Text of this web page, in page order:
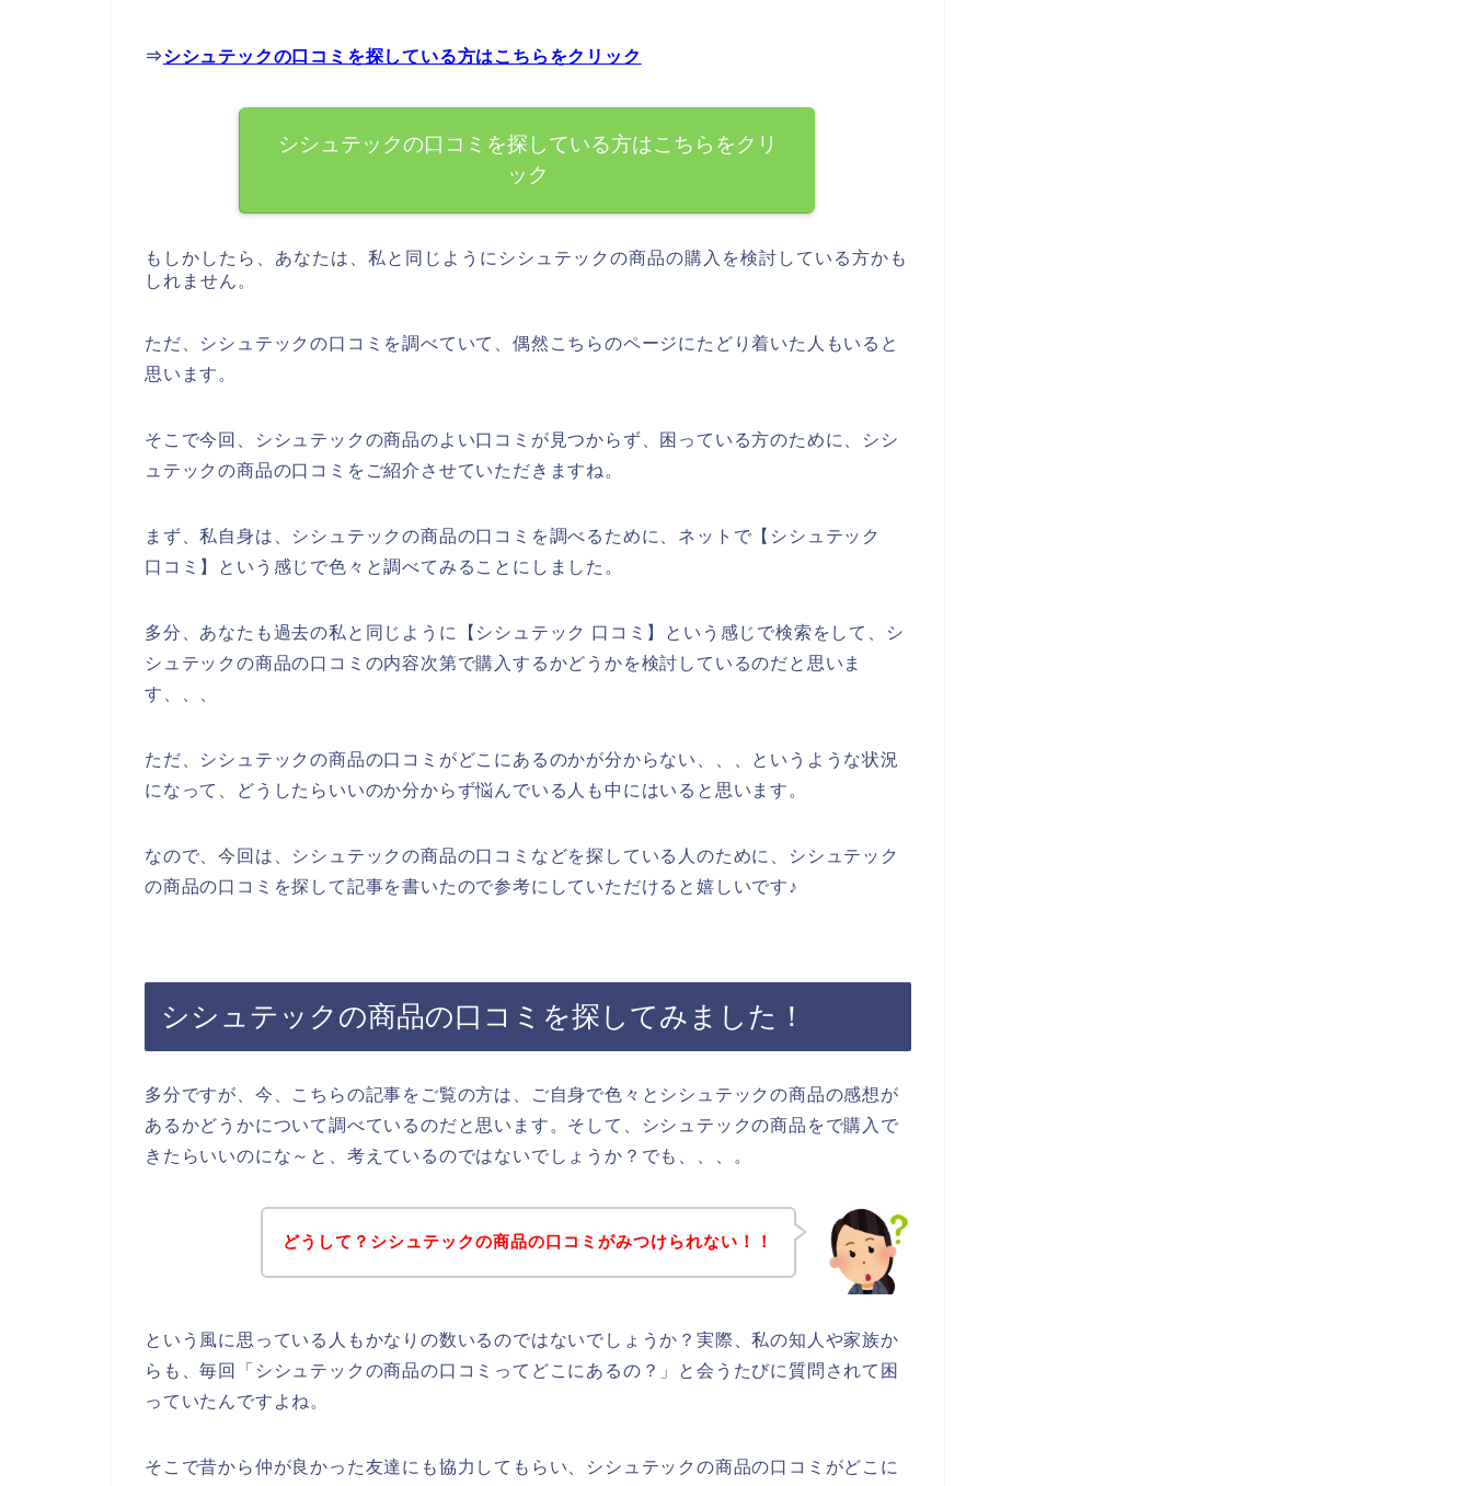
⇒シシュテックの口コミを探している方はこちらをクリック
シシュテックの口コミを探している方はこちらをクリ
ック
もしかしたら、あなたは、私と同じようにシシュテックの商品の購入を検討している方かも
しれません。
ただ、シシュテックの口コミを調べていて、偶然こちらのページにたどり着いた人もいると
思います。
そこで今回、シシュテックの商品のよい口コミが見つからず、困っている方のために、シシ
ュテックの商品の口コミをご紹介させていただきますね。
まず、私自身は、シシュテックの商品の口コミを調べるために、ネットで【シシュテック
口コミ】という感じで色々と調べてみることにしました。
多分、あなたも過去の私と同じように【シシュテック 口コミ】という感じで検索をして、シ
シュテックの商品の口コミの内容次第で購入するかどうかを検討しているのだと思いま
す、、、
ただ、シシュテックの商品の口コミがどこにあるのかが分からない、、、というような状況
になって、どうしたらいいのか分からず悩んでいる人も中にはいると思います。
なので、今回は、シシュテックの商品の口コミなどを探している人のために、シシュテック
の商品の口コミを探して記事を書いたので参考にしていただけると嬉しいです♪
シシュテックの商品の口コミを探してみました！
多分ですが、今、こちらの記事をご覧の方は、ご自身で色々とシシュテックの商品の感想が
あるかどうかについて調べているのだと思います。そして、シシュテックの商品をで購入で
きたらいいのにな～と、考えているのではないでしょうか？でも、、、。
どうして？シシュテックの商品の口コミがみつけられない！！
という風に思っている人もかなりの数いるのではないでしょうか？実際、私の知人や家族か
らも、毎回「シシュテックの商品の口コミってどこにあるの？」と会うたびに質問されて困
っていたんですよね。
そこで昔から仲が良かった友達にも協力してもらい、シシュテックの商品の口コミがどこに